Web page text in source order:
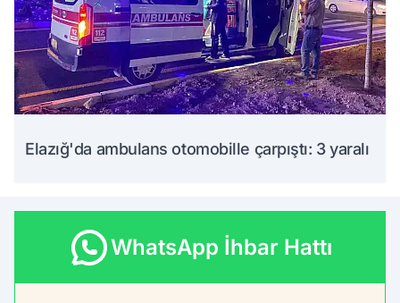
Elazığ'da ambulans otomobille çarpıştı: 3 yaralı
WhatsApp İhbar Hattı